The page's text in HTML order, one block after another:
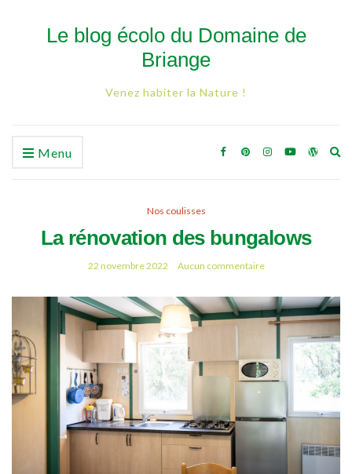
Le blog écolo du Domaine de
Briange
Venez habiter la Nature !
Menu
Nos coulisses
La rénovation des bungalows
22 novembre 2022 Aucun commentaire